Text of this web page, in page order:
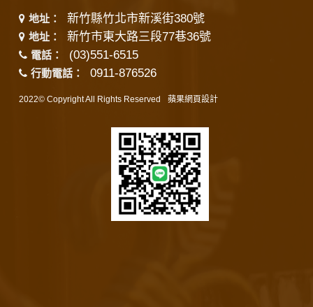
地址： 新竹縣竹北市新溪街380號
地址： 新竹市東大路三段77巷36號
電話： (03)551-6515
行動電話： 0911-876526
2022© Copyright All Rights Reserved 蘋果網頁設計